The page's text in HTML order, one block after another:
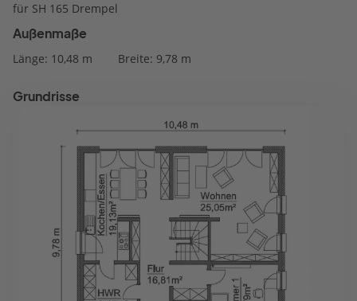
für SH 165 Drempel
Außenmaße
Länge: 10,48 m Breite: 9,78 m
Grundrisse